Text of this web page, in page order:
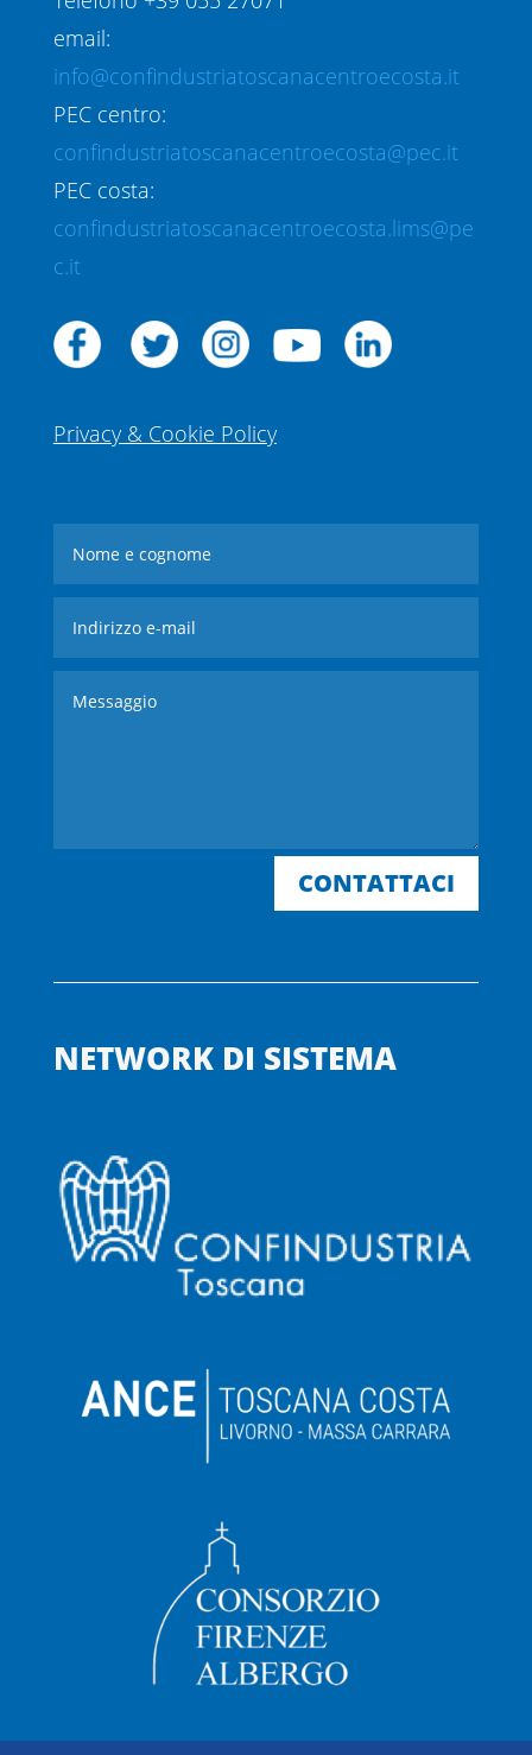
email:
info@confindustriatoscanacentroecosta.it
PEC centro:
confindustriatoscanacentroecosta@pec.it
PEC costa:
confindustriatoscanacentroecosta.lims@pe
c.it
Privacy & Cookie Policy
CONTATTACI
NETWORK DI SISTEMA